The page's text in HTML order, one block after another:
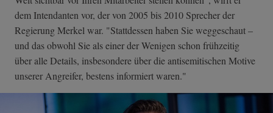
dem Intendanten vor, der von 2005 bis 2010 Sprecher der
Regierung Merkel war. "Stattdessen haben Sie weggeschaut –
und das obwohl Sie als einer der Wenigen schon frühzeitig
über alle Details, insbesondere über die antisemitischen Motive
unserer Angreifer, bestens informiert waren."